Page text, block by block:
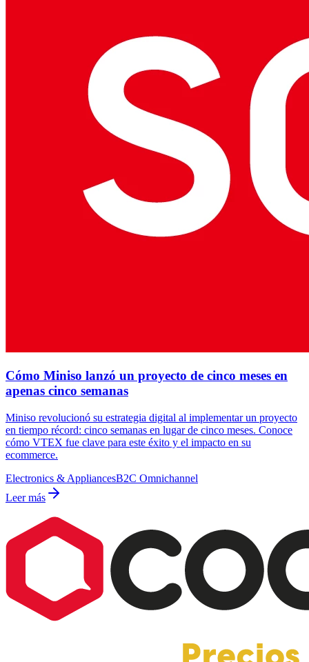
Cómo Miniso lanzó un proyecto de cinco meses en
apenas cinco semanas
Miniso revolucionó su estrategia digital al implementar un proyecto
en tiempo récord: cinco semanas en lugar de cinco meses. Conoce
cómo VTEX fue clave para este éxito y el impacto en su
ecommerce.
Electronics & AppliancesB2C Omnichannel
Leer más